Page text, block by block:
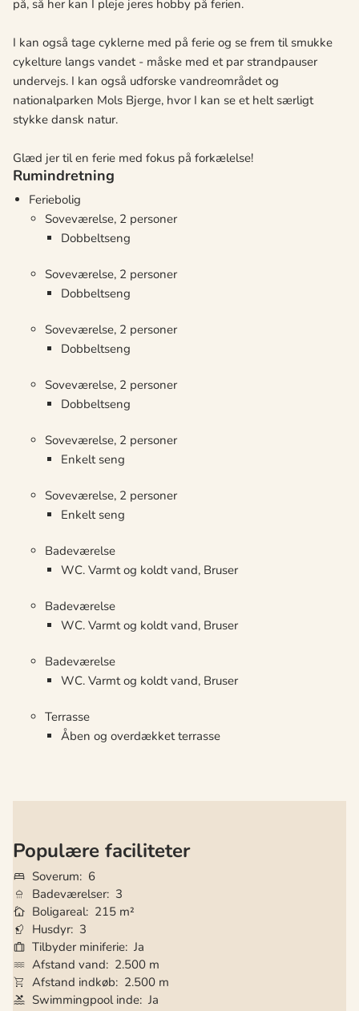
på, så her kan I pleje jeres hobby på ferien.
I kan også tage cyklerne med på ferie og se frem til smukke
cykelture langs vandet - måske med et par strandpauser
undervejs. I kan også udforske vandreområdet og
nationalparken Mols Bjerge, hvor I kan se et helt særligt
stykke dansk natur.
Glæd jer til en ferie med fokus på forkælelse!
Rumindretning
Feriebolig
Soveværelse, 2 personer
Dobbeltseng
Soveværelse, 2 personer
Dobbeltseng
Soveværelse, 2 personer
Dobbeltseng
Soveværelse, 2 personer
Dobbeltseng
Soveværelse, 2 personer
Enkelt seng
Soveværelse, 2 personer
Enkelt seng
Badeværelse
WC. Varmt og koldt vand, Bruser
Badeværelse
WC. Varmt og koldt vand, Bruser
Badeværelse
WC. Varmt og koldt vand, Bruser
Terrasse
Åben og overdækket terrasse
Populære faciliteter
Soverum
6
Badeværelser 3
Boligareal 215 m²
Husdyr 3
Tilbyder miniferie Ja
Afstand vand
2.500 m
Afstand indkøb
2.500 m
Swimmingpool inde Ja